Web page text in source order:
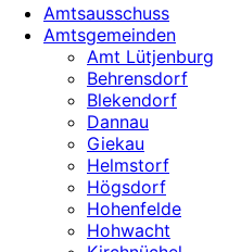
Amtsausschuss
Amtsgemeinden
Amt Lütjenburg
Behrensdorf
Blekendorf
Dannau
Giekau
Helmstorf
Högsdorf
Hohenfelde
Hohwacht